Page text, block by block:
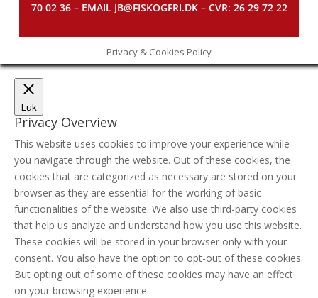
70 02 36 – EMAIL JB@FISKOGFRI.DK – CVR: 26 29 72 22
Privacy & Cookies Policy
Luk
Privacy Overview
This website uses cookies to improve your experience while
you navigate through the website. Out of these cookies, the
cookies that are categorized as necessary are stored on your
browser as they are essential for the working of basic
functionalities of the website. We also use third-party cookies
that help us analyze and understand how you use this website.
These cookies will be stored in your browser only with your
consent. You also have the option to opt-out of these cookies.
But opting out of some of these cookies may have an effect
on your browsing experience.